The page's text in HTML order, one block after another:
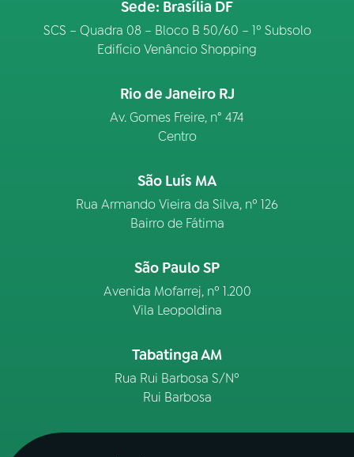
Sede: Brasília DF
SCS – Quadra 08 – Bloco B 50/60 – 1º Subsolo
Edifício Venâncio Shopping
Rio de Janeiro RJ
Av. Gomes Freire, n° 474
Centro
São Luís MA
Rua Armando Vieira da Silva, nº 126
Bairro de Fátima
São Paulo SP
Avenida Mofarrej, nº 1.200
Vila Leopoldina
Tabatinga AM
Rua Rui Barbosa S/Nº
Rui Barbosa